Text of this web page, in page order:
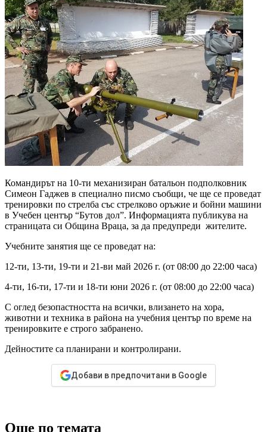
Командирът на 10-ти механизиран батальон подполковник
Симеон Гаджев в специално писмо съобщи, че ще се проведат
тренировки по стрелба със стрелково оръжие и бойни машини
в Учебен център “Бутов дол”. Информацията публикува на
страницата си Община Враца, за да предупреди жителите.
Учебните занятия ще се проведат на:
12-ти, 13-ти, 19-ти и 21-ви май 2026 г. (от 08:00 до 22:00 часа)
4-ти, 16-ти, 17-ти и 18-ти юни 2026 г. (от 08:00 до 22:00 часа)
С оглед безопастността на всички, влизането на хора,
животни и техника в района на учебния център по време на
тренировките е строго забранено.
Дейностите са планирани и контролирани.
Добави в предпочитани в Google
Още по темата